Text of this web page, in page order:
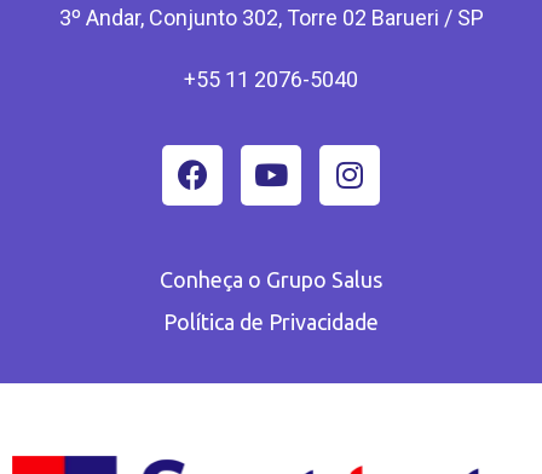
3º Andar, Conjunto 302, Torre 02 Barueri / SP
+55 11 2076-5040
Conheça o Grupo Salus
Política de Privacidade